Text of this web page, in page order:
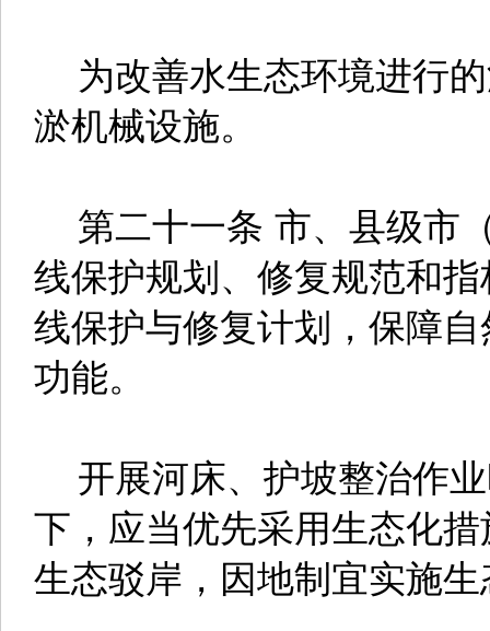
为改善水生态环境进行
淤机械设施。
第二十一条 市、县级市
线保护规划、修复规范和
线保护与修复计划，保障
功能。
开展河床、护坡整治作
下，应当优先采用生态化
生态驳岸，因地制宜实施